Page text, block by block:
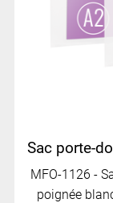
MFO-1126 -
poignée